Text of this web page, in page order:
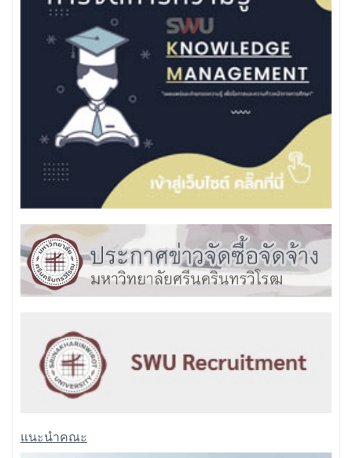
แนะนำคณะ